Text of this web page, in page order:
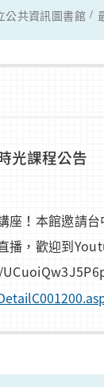
公共資訊圖書館
光課程公告
！本館邀請
播，歡迎到